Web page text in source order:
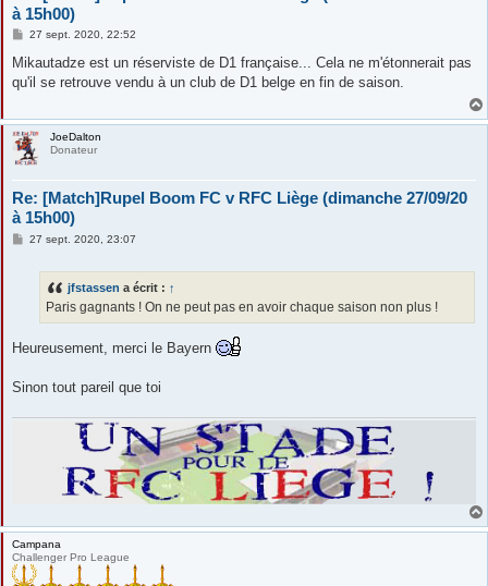
à 15h00)
M
s
a
27 sept. 2020, 22:52
Mikautadze est un réserviste de D1 française... Cela ne m'étonnerait pas
qu'il se retrouve vendu à un club de D1 belge en fin de saison.
JoeDalton
Donateur
Re: [Match]Rupel Boom FC v RFC Liège (dimanche 27/09/20
à 15h00)
M27 sept. 2020, 23:07
jfstassen a écrit : ↑
Paris gagnants ! On ne peut pas en avoir chaque saison non plus !
Heureusement, merci le Bayern
Sinon tout pareil que toi
Campana
Challenger Pro League